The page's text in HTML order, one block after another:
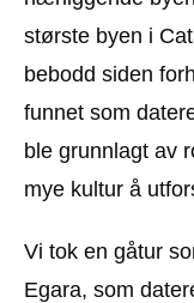
største byen i
bebodd siden
funnet som
ble grunnlagt av
mye kultur å
Vi tok en gåtur
Egara, som